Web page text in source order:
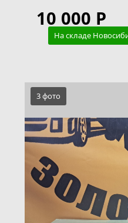
10 000 Р
На складе
3 фото